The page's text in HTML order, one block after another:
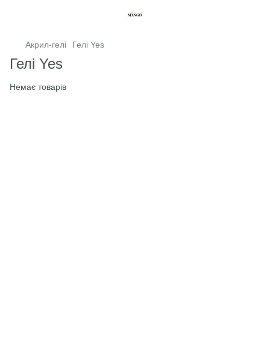
Акрил-гелі Гелі Yes
Гелі Yes
Немає товарів